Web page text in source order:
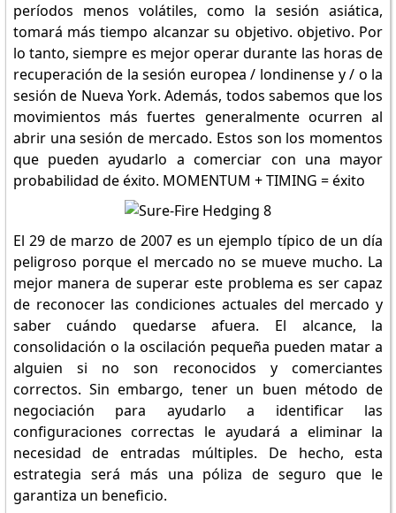
períodos menos volátiles, como la sesión asiática,
tomará más tiempo alcanzar su objetivo. objetivo. Por
lo tanto, siempre es mejor operar durante las horas de
recuperación de la sesión europea / londinense y / o la
sesión de Nueva York. Además, todos sabemos que los
movimientos más fuertes generalmente ocurren al
abrir una sesión de mercado. Estos son los momentos
que pueden ayudarlo a comerciar con una mayor
probabilidad de éxito. MOMENTUM + TIMING = éxito
El 29 de marzo de 2007 es un ejemplo típico de un día
peligroso porque el mercado no se mueve mucho. La
mejor manera de superar este problema es ser capaz
de reconocer las condiciones actuales del mercado y
saber cuándo quedarse afuera. El alcance, la
consolidación o la oscilación pequeña pueden matar a
alguien si no son reconocidos y comerciantes
correctos. Sin embargo, tener un buen método de
negociación para ayudarlo a identificar las
configuraciones correctas le ayudará a eliminar la
necesidad de entradas múltiples. De hecho, esta
estrategia será más una póliza de seguro que le
garantiza un beneficio.